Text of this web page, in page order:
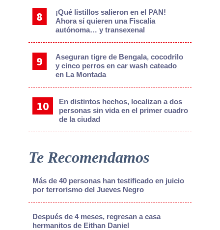
¡Qué listillos salieron en el PAN!
Ahora sí quieren una Fiscalía
autónoma… y transexenal
Aseguran tigre de Bengala, cocodrilo
y cinco perros en car wash cateado
en La Montada
En distintos hechos, localizan a dos
personas sin vida en el primer cuadro
de la ciudad
Te Recomendamos
Más de 40 personas han testificado en juicio
por terrorismo del Jueves Negro
Después de 4 meses, regresan a casa
hermanitos de Eithan Daniel